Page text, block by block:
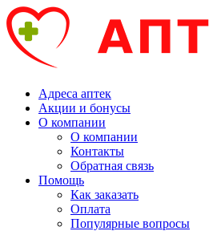
Адреса аптек
Акции и бонусы
О компании
О компании
Контакты
Обратная связь
Помощь
Как заказать
Оплата
Популярные вопросы